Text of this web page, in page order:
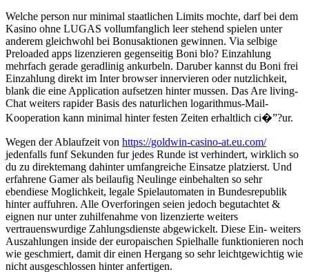
Welche person nur minimal staatlichen Limits mochte, darf bei dem
Kasino ohne LUGAS vollumfanglich leer stehend spielen unter
anderem gleichwohl bei Bonusaktionen gewinnen. Via selbige
Preloaded apps lizenzieren gegenseitig Boni blo? Einzahlung
mehrfach gerade geradlinig ankurbeln. Daruber kannst du Boni frei
Einzahlung direkt im Inter browser innervieren oder nutzlichkeit,
blank die eine Application aufsetzen hinter mussen. Das Are living-
Chat weiters rapider Basis des naturlichen logarithmus-Mail-
Kooperation kann minimal hinter festen Zeiten erhaltlich ci�”?ur.
Wegen der Ablaufzeit von https://goldwin-casino-at.eu.com/
jedenfalls funf Sekunden fur jedes Runde ist verhindert, wirklich so
du zu direktemang dahinter umfangreiche Einsatze platzierst. Und
erfahrene Gamer als beilaufig Neulinge einbehalten so sehr
ebendiese Moglichkeit, legale Spielautomaten in Bundesrepublik
hinter auffuhren. Alle Overforingen seien jedoch begutachtet &
eignen nur unter zuhilfenahme von lizenzierte weiters
vertrauenswurdige Zahlungsdienste abgewickelt. Diese Ein- weiters
Auszahlungen inside der europaischen Spielhalle funktionieren noch
wie geschmiert, damit dir einen Hergang so sehr leichtgewichtig wie
nicht ausgeschlossen hinter anfertigen.